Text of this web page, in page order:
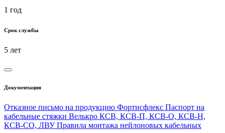
1 год
Срок службы
5 лет
Документация
Отказное письмо на продукцию Фортисфлекс Паспорт на
кабельные стяжки Велькро КСВ, КСВ-П, КСВ-О, КСВ-Н,
КСВ-СО, ЛВУПравила монтажа нейлоновых кабельных